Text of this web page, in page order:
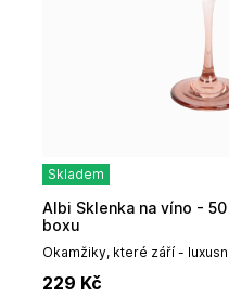
Skladem
Okamžiky, které září -
vína.Vychutnejte si své
Albi Sklenka na víno - 50 let v dárkovém
boxu
229 Kč